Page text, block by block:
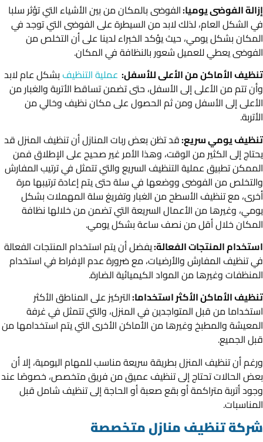
إزالة الفوضى يوميا:الفوضى بالمكان من بين الأشياء التي تؤثر سلبا
في الشكل العام، لذلك لابد من السيطرة على الفوضى التي توجد في
المكان بشكل يومي، حيث يؤكد الخبراء لدينا على أن التخلص من
الفوضى يعطي للعميل شعور بالنظافة في المكان.
تنظيف الأماكن من الأعلى للأسفل: عملية التنظيفبشكل عام لابد
وأن تتم من الأعلى إلى الأسفل، حتى تضمن تساقط الأتربة والغبار من
الأعلى إلى الأسفل ومن ثم الحصول على مكان نظيف وخالي من
الأتربة.
تنظيف يومي سريع:قد تظن بعض ربات المنازل أن تنظيف المنزل قد
يحتاج إلى الكثير من الوقت، وهذا الأمر غير صحيح على الإطلاق فمن
الممكن تطبيق عملية التنظيف السريع والتي تتمثل في ترتيب المفارش
والتخلص من الفوضى ووضعها في سلة حتى يتم إعادة ترتيبها مرة
أخرى، مع تنظيف الأسطح من الغبار وتفريغ سلة المهملات بشكل
يومي، وغيرها من الأعمال السريعة التي تضمن من خلالها نظافة
المكان خلال أقل من نصف ساعة بشكل يومي.
استخدام المنتجات الفعالة:يفضل أن يتم استخدام المنتجات الفعالة
في تنظيف المفارش والأرضيات، مع ضرورة عدم الإفراط في استخدام
المنظفات وغيرها من المواد الكيميائية الضارة.
تنظيف الأماكن الأكثر استخداما:التركيز على المناطق الأكثر
استخداما من قبل المتواجدين في المنزل، والتي تتمثل في غرفة
المعيشة والمطبخ وغيرها من الأماكن الأخرى التي يتم استخدامها من
قبل الجميع.
ورغم أن تنظيف المنزل بطريقة سريعة مناسب للمهام اليومية، إلا أن
بعض الحالات تحتاج إلى تنظيف عميق من فريق متخصص، خصوصًا عند
وجود أتربة متراكمة أو بقع صعبة أو الحاجة إلى تنظيف شامل قبل
المناسبات.
شركة تنظيف منازل متخصصة